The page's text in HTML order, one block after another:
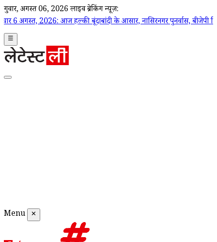
गुरूवार, अगस्त 06, 2026 लाइव ब्रेकिंग न्यूज़:
आज हल्की बूंदाबांदी के आसार, नासिरनगर पुनर्वास, बीजेपी विवाद,
☰
Menu ✕